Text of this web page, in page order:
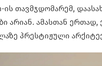
ის თავმჯდომარემ,
არიან. ამასთან
პრესტიჟული